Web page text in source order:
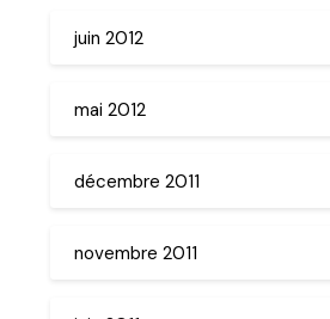
juin 2012
mai 2012
décembre 2011
novembre 2011